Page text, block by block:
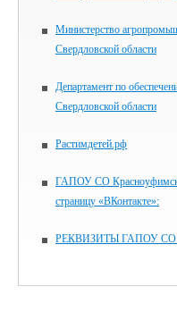
Министерство
Свердловской области
Департамент по
Свердловской области
Растимдетей.рф
ГАПОУ СО
страницу «ВКонтакте»:
РЕКВИЗИТЫ ГАПОУ